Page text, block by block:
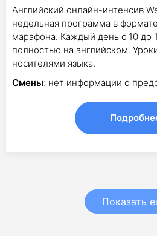
Английский онлайн-интенсив
недельная программа в
марафона. Каждый день с 10 до
полностью на английском.
носителями языка.
Смены: нет информации о
Показать